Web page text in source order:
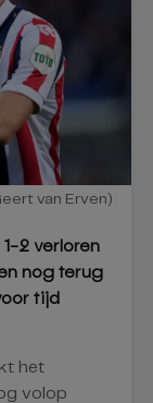
van Erven)
2 verloren
nog terug
tijd
het
volop